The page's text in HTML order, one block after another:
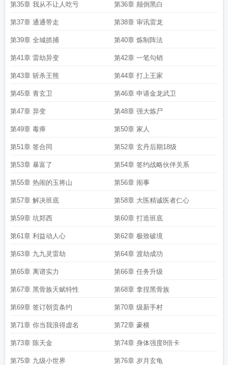
第35章 我从不让人吃亏 第36章 颠倒黑白
第37章 通通带走 第38章 审讯雷龙
第39章 全城抓捕 第40章 炼制阵法
第41章 雷劫异变 第42章 一笔勾销
第43章 斩杀王熊 第44章 打上王家
第45章 青玄卫 第46章 申请金龙武卫
第47章 异变 第48章 强大炼尸
第49章 毒瘴 第50章 家人
第51章 签合同 第52章 玄丹后期18级
第53章 暴富了 第54章 签约战略伙伴关系
第55章 热闹的玉将山 第56章 闹事
第57章 解决班底 第58章 大医精诚医者仁心
第59章 坑郑西 第60章 打造班底
第61章 利益动人心 第62章 极致破境
第63章 九九灵雷劫 第64章 渡劫成功
第65章 离谱实力 第66章 任务升级
第67章 黑骨族天赋特性 第68章 拿捏黑骨族
第69章 签订朝贡条约 第70章 级新手村
第71章 你当我浪得虚名 第72章 豪横
第73章 陈天金 第74章 身体强度8倍卡
第75章 九级小世界 第76章 岁月玄龟